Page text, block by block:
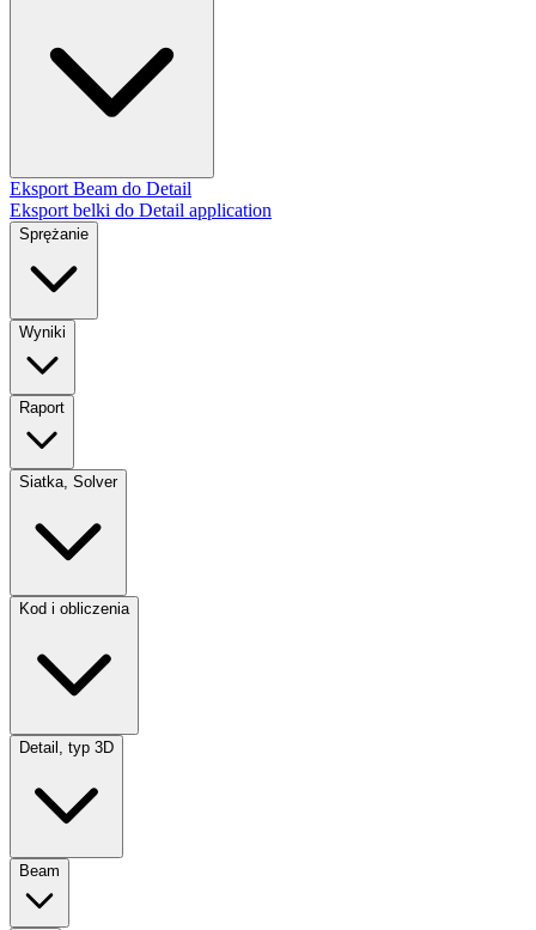
Eksport Beam do Detail
Eksport belki do Detail application
Sprężanie
Wyniki
Raport
Siatka, Solver
Kod i obliczenia
Detail, typ 3D
Beam